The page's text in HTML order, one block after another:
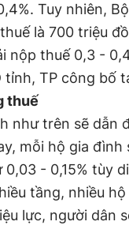
Tuy nhiên,
là 700 triệu
nộp thuế 0,3 -
tỉnh, TP công bố
thuế
như trên sẽ dẫn
mỗi hộ gia
0,03 - 0,15% tùy
tầng, nhiều
lực, người dân